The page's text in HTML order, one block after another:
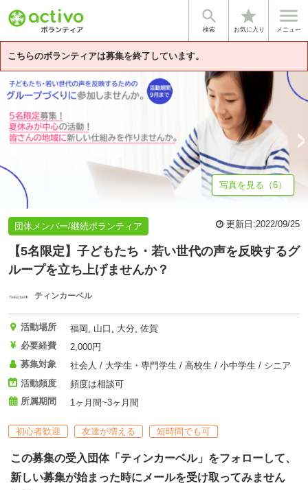

検索
star
お気に入り

メニュー
こちらのボランティアは募集を終了しています。
基本情報 募集詳細 主催団体「ティンカーベル
写真を見る（6）
団体メンバー/継続ボランティア 更新日:2022/09/25
【5名限定】子どもたち・若い世代の声を反映するグ
ループを立ち上げませんか？
ティンカーベル
活動場所
福岡, 山口, 大分, 佐賀
必要経費
2,000円
募集対象
社会人 / 大学生・専門学生 / 高校生 / 小中学生 / シニア
活動頻度
頻度は相談可
所属期間
1ヶ月間~3ヶ月間
初心者歓迎 友達が増える 短時間でも可
この募集の受入団体「ティンカーベル」をフォローして、
新しい募集が始まった時にメールを受け取ってみません